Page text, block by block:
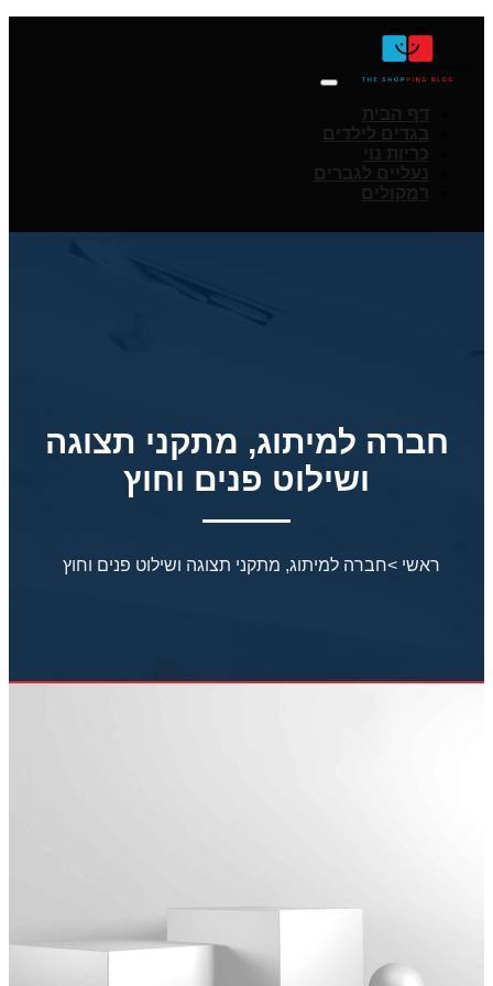
דף הבית
בגדים לילדים
כריות נוי
נעליים לגברים
רמקולים
חברה למיתוג, מתקני תצוגה
ושילוט פנים וחוץ
ראשי >חברה למיתוג, מתקני תצוגה ושילוט פנים וחוץ